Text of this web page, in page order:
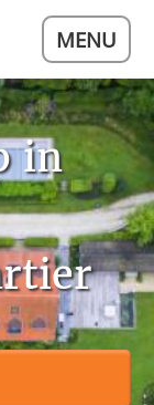
MENU
in